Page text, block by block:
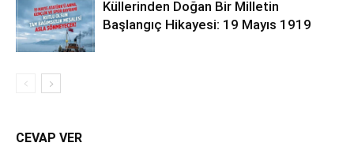
Küllerinden Doğan Bir Milletin
Başlangıç Hikayesi: 19 Mayıs 1919
CEVAP VER